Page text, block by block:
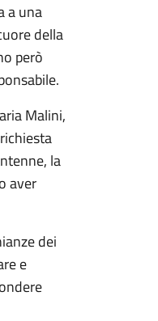
a una
della
però
Malini,
la
aver
dei
e